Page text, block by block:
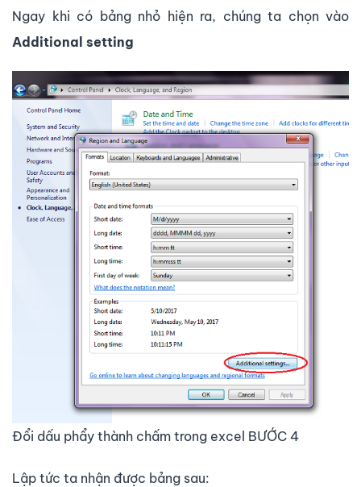
Ngay khi có bảng nhỏ hiện ra, chúng ta chọn vào
Additional setting
Đổi dấu phẩy thành chấm trong excel BƯỚC 4
Lập tức ta nhận được bảng sau: